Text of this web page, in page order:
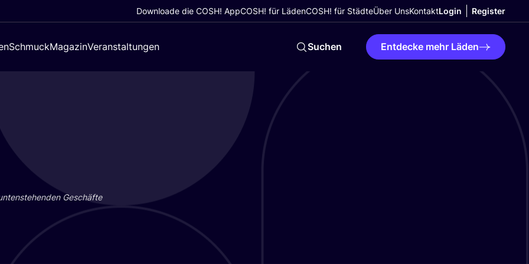
Downloade die COSH! AppCOSH! für LädenCOSH! für StädteÜber UnsKontaktLogin Register
SchmuckMagazinVeranstaltungen Suchen Entdecke mehr Läden
Geschäf­te